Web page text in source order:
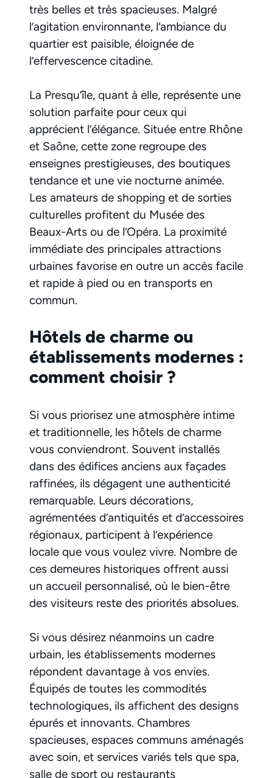
très belles et très spacieuses. Malgré
l’agitation environnante, l’ambiance du
quartier est paisible, éloignée de
l’effervescence citadine.
La Presqu’île, quant à elle, représente une
solution parfaite pour ceux qui
apprécient l’élégance. Située entre Rhône
et Saône, cette zone regroupe des
enseignes prestigieuses, des boutiques
tendance et une vie nocturne animée.
Les amateurs de shopping et de sorties
culturelles profitent du Musée des
Beaux-Arts ou de l’Opéra. La proximité
immédiate des principales attractions
urbaines favorise en outre un accès facile
et rapide à pied ou en transports en
commun.
Hôtels de charme ou
établissements modernes :
comment choisir ?
Si vous priorisez une atmosphère intime
et traditionnelle, les hôtels de charme
vous conviendront. Souvent installés
dans des édifices anciens aux façades
raffinées, ils dégagent une authenticité
remarquable. Leurs décorations,
agrémentées d’antiquités et d’accessoires
régionaux, participent à l’expérience
locale que vous voulez vivre. Nombre de
ces demeures historiques offrent aussi
un accueil personnalisé, où le bien-être
des visiteurs reste des priorités absolues.
Si vous désirez néanmoins un cadre
urbain, les établissements modernes
répondent davantage à vos envies.
Équipés de toutes les commodités
technologiques, ils affichent des designs
épurés et innovants. Chambres
spacieuses, espaces communs aménagés
avec soin, et services variés tels que spa,
salle de sport ou restaurants